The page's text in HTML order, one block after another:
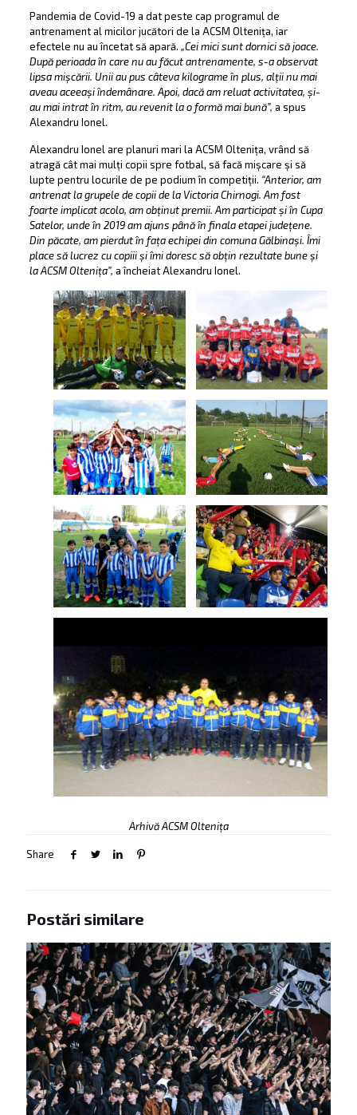
Pandemia de Covid-19 a dat peste cap programul de
antrenament al micilor jucători de la ACSM Oltenița, iar
efectele nu au încetat să apară. „Cei mici sunt dornici să joace.
După perioada în care nu au făcut antrenamente, s-a observat
lipsa mișcării. Unii au pus câteva kilograme în plus, alții nu mai
aveau aceeași îndemânare. Apoi, dacă am reluat activitatea, și-
au mai intrat în ritm, au revenit la o formă mai bună”, a spus
Alexandru Ionel.
Alexandru Ionel are planuri mari la ACSM Oltenița, vrând să
atragă cât mai mulți copii spre fotbal, să facă mișcare și să
lupte pentru locurile de pe podium în competiții. “Anterior, am
antrenat la grupele de copii de la Victoria Chirnogi. Am fost
foarte implicat acolo, am obținut premii. Am participat și în Cupa
Satelor, unde în 2019 am ajuns până în finala etapei județene.
Din păcate, am pierdut în fața echipei din comuna Gălbinași. Îmi
place să lucrez cu copiii și îmi doresc să obțin rezultate bune și
la ACSM Oltenița”, a încheiat Alexandru Ionel.
Arhivă ACSM Oltenița
Share